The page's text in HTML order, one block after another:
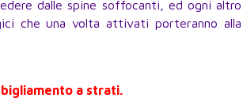
dalle spine soffocanti, ed ogni altro
che una volta attivati porteranno alla
a strati.